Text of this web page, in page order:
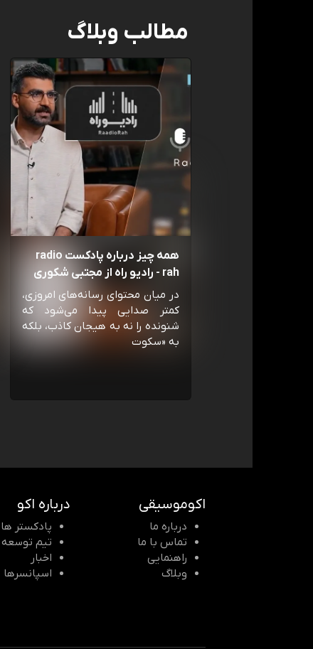
مطالب وبلاگ
همه چیز درباره پادکست radio
rah - رادیو راه از مجتبی شکوری
در میان محتوای رسانه‌های امروزی،
کمتر صدایی پیدا می‌شود که
شنونده را نه به هیجان کاذب، بلکه
به «سکوت
اکوموسیقی
درباره ما
تماس با ما
راهنمایی
وبلاگ
درباره اکو
پادکستر ها
تیم توسعه
اخبار
اسپانسرها